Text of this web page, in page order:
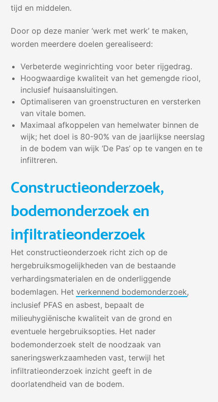
tijd en middelen.
Door op deze manier ‘werk met werk’ te maken,
worden meerdere doelen gerealiseerd:
Verbeterde weginrichting voor beter rijgedrag.
Hoogwaardige kwaliteit van het gemengde riool,
inclusief huisaansluitingen.
Optimaliseren van groenstructuren en versterken
van vitale bomen.
Maximaal afkoppelen van hemelwater binnen de
wijk; het doel is 80-90% van de jaarlijkse neerslag
in de bodem van wijk ‘De Pas’ op te vangen en te
infiltreren.
Constructieonderzoek,
bodemonderzoek en
infiltratieonderzoek
Het constructieonderzoek richt zich op de
hergebruiksmogelijkheden van de bestaande
verhardingsmaterialen en de onderliggende
bodemlagen. Hetverkennend bodemonderzoek,
inclusief PFAS en asbest, bepaalt de
milieuhygiënische kwaliteit van de grond en
eventuele hergebruiksopties. Het nader
bodemonderzoek stelt de noodzaak van
saneringswerkzaamheden vast, terwijl het
infiltratieonderzoek inzicht geeft in de
doorlatendheid van de bodem.